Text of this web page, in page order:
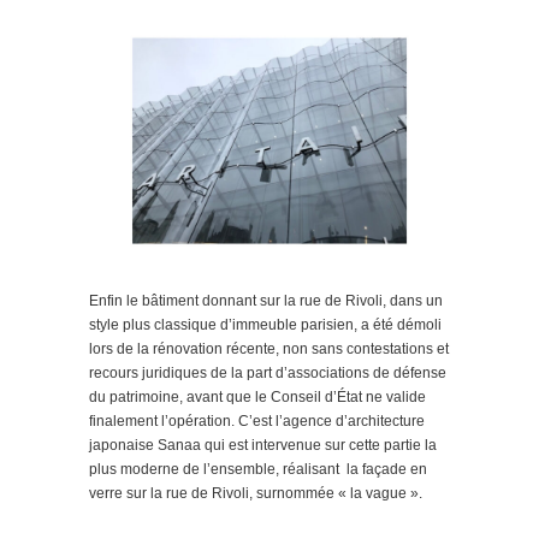
Enfin le bâtiment donnant sur la rue de Rivoli, dans un
style plus classique d’immeuble parisien, a été démoli
lors de la rénovation récente, non sans contestations et
recours juridiques de la part d’associations de défense
du patrimoine, avant que le Conseil d’État ne valide
finalement l’opération. C’est l’agence d’architecture
japonaise Sanaa qui est intervenue sur cette partie la
plus moderne de l’ensemble, réalisant la façade en
verre sur la rue de Rivoli, surnommée « la vague ».